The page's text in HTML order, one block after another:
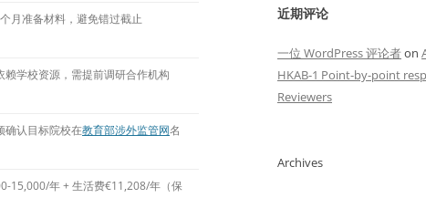
月准备材料，避免错过截止
赖学校资源，需提前调研合作机构
确认目标院校在教育部涉外监管网名
15,000/年 + 生活费€11,208/年（保
近期评论
一位 WordPress 评论者on
HKAB-1 Point-by-point
Reviewers
Archives